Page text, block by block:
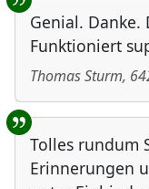
Genial. Danke.
Funktioniert
Thomas Sturm,
Tolles rundum
Erinnerungen